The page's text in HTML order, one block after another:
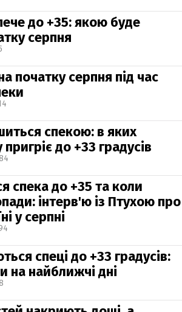
до +35: якою буде
серпня
початку серпня під час
спекою: в яких
пригріє до +33 градусів
спека до +35 та коли
інтерв'ю із Птухою про
у серпні
спеці до +33 градусів:
на найближчі дні